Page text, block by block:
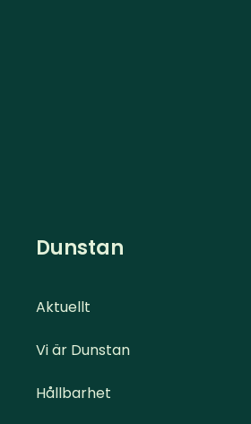
Dunstan
Aktuellt
Vi är Dunstan
Hållbarhet